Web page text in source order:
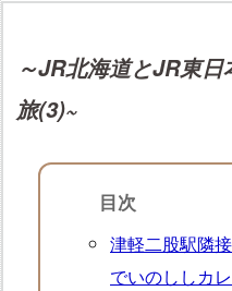
～JR北海道とJR東
旅(3)~
目次
津軽二股駅隣
でいのししカ